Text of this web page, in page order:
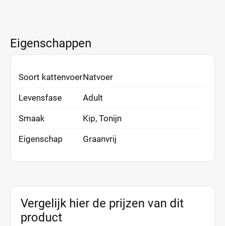
Eigenschappen
Soort kattenvoerNatvoer
Levensfase Adult
Smaak Kip, Tonijn
Eigenschap Graanvrij
Vergelijk hier de prijzen van dit
product